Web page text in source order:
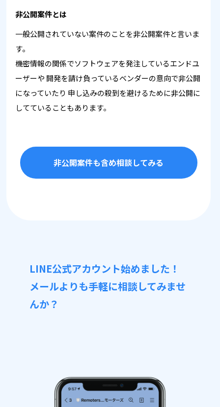
非公開案件とは
一般公開されていない案件のことを非公開案件と言いま
す。
機密情報の関係でソフトウェアを発注しているエンドユ
ーザーや 開発を請け負っているベンダーの意向で非公開
になっていたり 申し込みの殺到を避けるために非公開に
してていることもあります。
非公開案件も含め相談してみる
LINE公式アカウント始めました！
メールよりも手軽に相談してみませ
んか？